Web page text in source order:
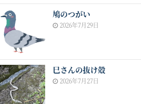
鳩のつがい
2026年7月29日
巳さんの抜け殻
2026年7月27日